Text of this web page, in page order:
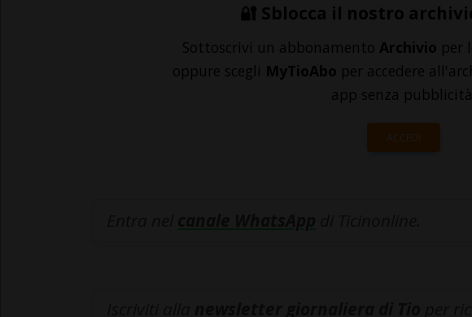
🔐 Sblocca il nostro
Sottoscrivi un abbonamento Archivio per
oppure scegli MyTioAbo per accedere
app senza
ACCEDI